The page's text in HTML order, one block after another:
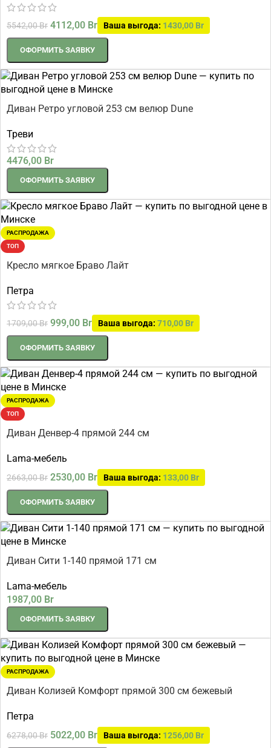
5542,00Br 4112,00 Br Ваша выгода: 1430,00 Br
ОФОРМИТЬ ЗАЯВКУ
Диван Ретро угловой 253 см велюр Dune
Треви
4476,00 Br
ОФОРМИТЬ ЗАЯВКУ
РАСПРОДАЖА
ТОП
Кресло мягкое Браво Лайт
Петра
1709,00Br 999,00 Br Ваша выгода: 710,00 Br
ОФОРМИТЬ ЗАЯВКУ
РАСПРОДАЖА
ТОП
Диван Денвер-4 прямой 244 см
Lama-мебель
2663,00Br 2530,00 Br Ваша выгода: 133,00 Br
ОФОРМИТЬ ЗАЯВКУ
Диван Сити 1-140 прямой 171 см
Lama-мебель
1987,00 Br
ОФОРМИТЬ ЗАЯВКУ
РАСПРОДАЖА
Диван Колизей Комфорт прямой 300 см бежевый
Петра
6278,00Br 5022,00 Br Ваша выгода: 1256,00 Br